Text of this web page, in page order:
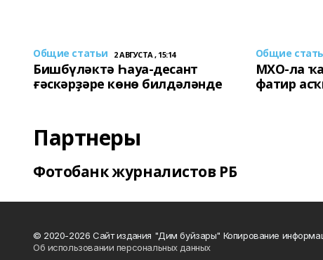
Общие статьи 2 АВГУСТА , 15:14
Бишбүләктә Һауа-десант
ғәскәрҙәре көнө билдәләнде
Общие
МХО-ла
фатир
Партнеры
Фотобанк журналистов РБ
© 2020-2026 Сайт издания "Дим буйзары" Копирование
Об использовании персональных данных